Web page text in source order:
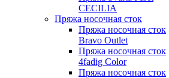
CECILIA
Пряжа носочная сток
Пряжа носочная сток
Bravo Outlet
Пряжа носочная сток
4fadig Color
Пряжа носочная сток